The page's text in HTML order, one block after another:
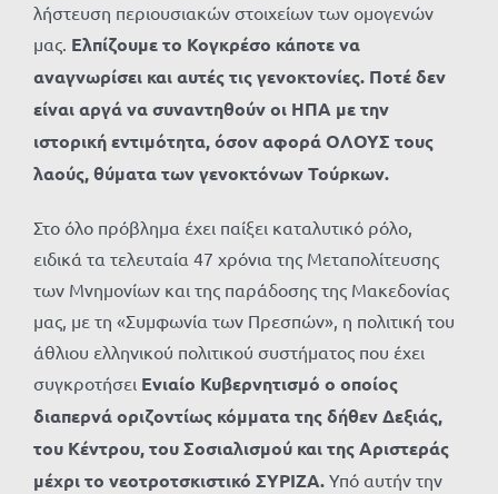
λήστευση περιουσιακών στοιχείων των ομογενών
μας. Ελπίζουμε το Κογκρέσο κάποτε να
αναγνωρίσει και αυτές τις γενοκτονίες. Ποτέ δεν
είναι αργά να συναντηθούν οι ΗΠΑ με την
ιστορική εντιμότητα, όσον αφορά ΟΛΟΥΣ τους
λαούς, θύματα των γενοκτόνων Τούρκων.
Στο όλο πρόβλημα έχει παίξει καταλυτικό ρόλο,
ειδικά τα τελευταία 47 χρόνια της Μεταπολίτευσης
των Μνημονίων και της παράδοσης της Μακεδονίας
μας, με τη «Συμφωνία των Πρεσπών», η πολιτική του
άθλιου ελληνικού πολιτικού συστήματος που έχει
συγκροτήσει Ενιαίο Κυβερνητισμό ο οποίος
διαπερνά οριζοντίως κόμματα της δήθεν Δεξιάς,
του Κέντρου, του Σοσιαλισμού και της Αριστεράς
μέχρι το νεοτροτσκιστικό ΣΥΡΙΖΑ. Υπό αυτήν την